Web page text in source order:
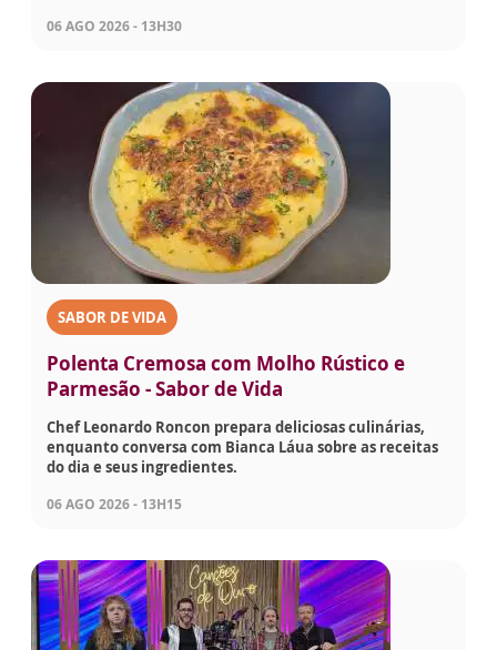
06 AGO 2026 - 13H30
SABOR DE VIDA
Polenta Cremosa com Molho Rústico e
Parmesão - Sabor de Vida
Chef Leonardo Roncon prepara deliciosas culinárias,
enquanto conversa com Bianca Láua sobre as receitas
do dia e seus ingredientes.
06 AGO 2026 - 13H15